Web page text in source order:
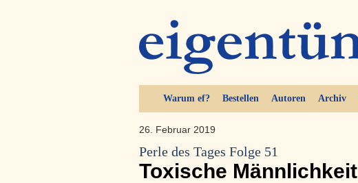
Warum ef? Bestellen Autoren Archiv
26. Februar 2019
Perle des Tages Folge 51
Toxische Männlichkeit